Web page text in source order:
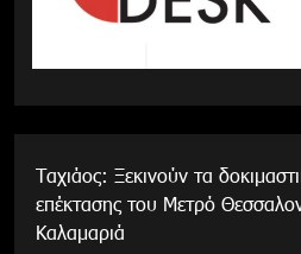
Tαχιάος: Ξεκινούν τα
επέκτασης του Μετρό
Καλαμαριά